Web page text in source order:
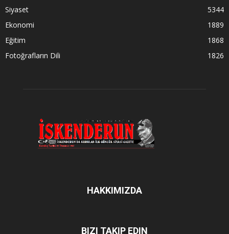
Siyaset
5344
Ekonomi
1889
Eğitim
1868
Fotoğrafların Dili
1826
HAKKIMIZDA
BIZI TAKIP EDIN